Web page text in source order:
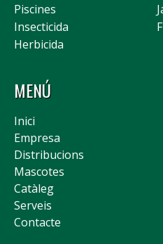
Piscines
Insecticida
Herbicida
MENÚ
Inici
Empresa
Distribucions
Mascotes
Catàleg
Serveis
Contacte